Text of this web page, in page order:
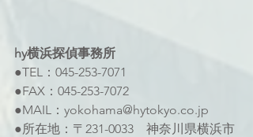
hy横浜探偵事務所
●TEL：045-253-7071
●FAX：045-253-7072
●MAIL：yokohama@hytokyo.co.jp
●所在地：〒231-0033　神奈川県横浜市